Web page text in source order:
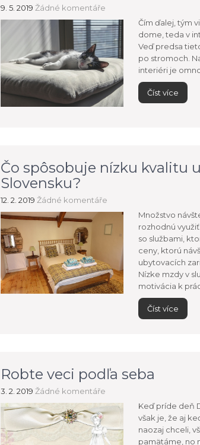
9. 5. 2019 Žádné komentáře
Čím ďalej, tým
dome, teda v
Veď predsa
po stromoch.
interiéri je
Číst více
Čo spôsobuje nízku kvalitu
Slovensku?
12. 2. 2019 Žádné komentáře
Množstvo
rozhodnú
so službami,
ceny, ktorú
ubytovacích
Nízke mzdy v
motivácia k
Číst více
Robte veci podľa seba
3. 2. 2019 Žádné komentáře
Keď príde deň
však je, že aj
naozaj chceli,
pamätáme, no